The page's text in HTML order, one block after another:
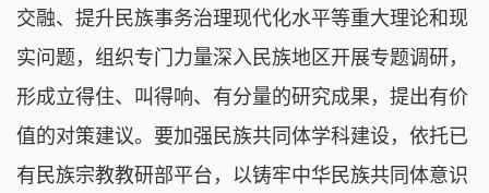
交融、提升民族事务治理现代化水平等重大理论和现
实问题，组织专门力量深入民族地区开展专题调研，
形成立得住、叫得响、有分量的研究成果，提出有价
值的对策建议。要加强民族共同体学科建设，依托已
有民族宗教教研部平台，以铸牢中华民族共同体意识